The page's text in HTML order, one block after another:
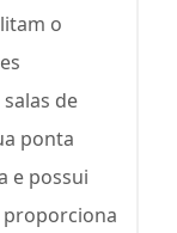
o
de
ponta
e possui
proporciona